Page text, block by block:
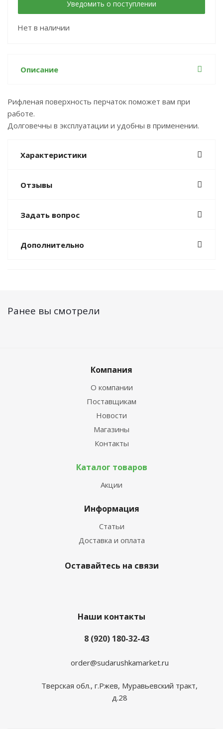
Уведомить о поступлении
Нет в наличии
Описание
Рифленая поверхность перчаток поможет вам при
работе.
Долговечны в эксплуатации и удобны в применении.
Характеристики
Отзывы
Задать вопрос
Дополнительно
Ранее вы смотрели
Компания
О компании
Поставщикам
Новости
Магазины
Контакты
Каталог товаров
Акции
Информация
Статьи
Доставка и оплата
Оставайтесь на связи
Наши контакты
8 (920) 180-32-43
order@sudarushkamarket.ru
Тверская обл., г.Ржев, Муравьевский тракт,
д.28